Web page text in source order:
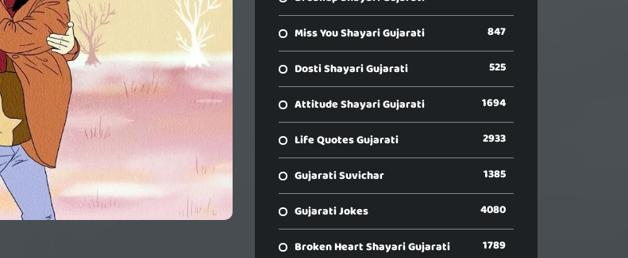
Miss You Shayari Gujarati 847
Dosti Shayari Gujarati 525
Attitude Shayari Gujarati 1694
Life Quotes Gujarati 2933
Gujarati Suvichar 1385
Gujarati Jokes 4080
Broken Heart Shayari Gujarati 1789